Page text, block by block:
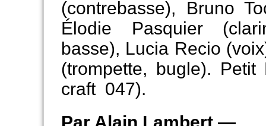
(contrebasse), Bruno
Élodie Pasquier
basse), Lucia Recio
(trompette, bugle).
craft 047).
Par Alain Lambert —